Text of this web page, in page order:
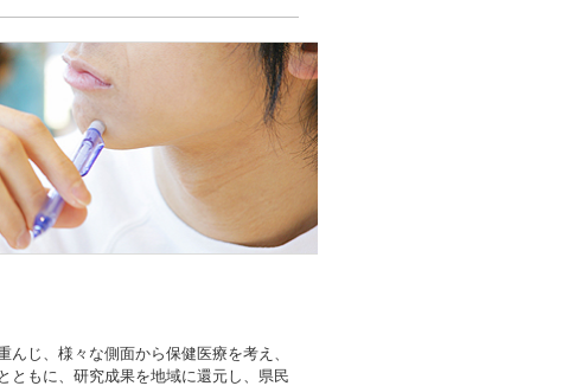
じ、様々な側面から保健医療を考え、
ともに、研究成果を地域に還元し、県民